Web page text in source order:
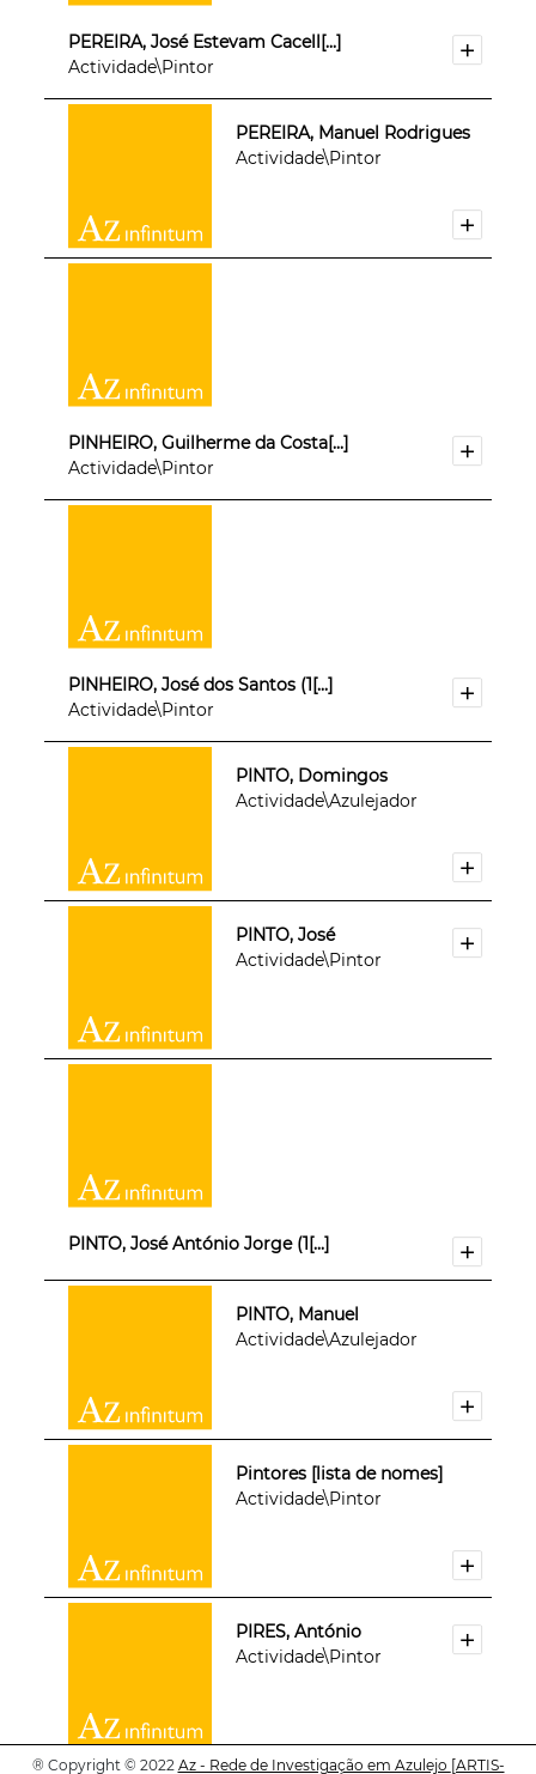
PEREIRA, José Estevam Cacell[...]
Actividade\Pintor
PEREIRA, Manuel Rodrigues
Actividade\Pintor
PINHEIRO, Guilherme da Costa[...]
Actividade\Pintor
PINHEIRO, José dos Santos (1[...]
Actividade\Pintor
PINTO, Domingos
Actividade\Azulejador
PINTO, José
Actividade\Pintor
PINTO, José António Jorge (1[...]
PINTO, Manuel
Actividade\Azulejador
Pintores [lista de nomes]
Actividade\Pintor
PIRES, António
Actividade\Pintor
® Copyright © 2022 Az - Rede de Investigação em Azulejo [ARTIS-